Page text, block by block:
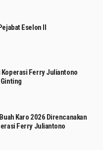
Eselon II
Ferry Juliantono
Karo 2026 Direncanakan
Ferry Juliantono